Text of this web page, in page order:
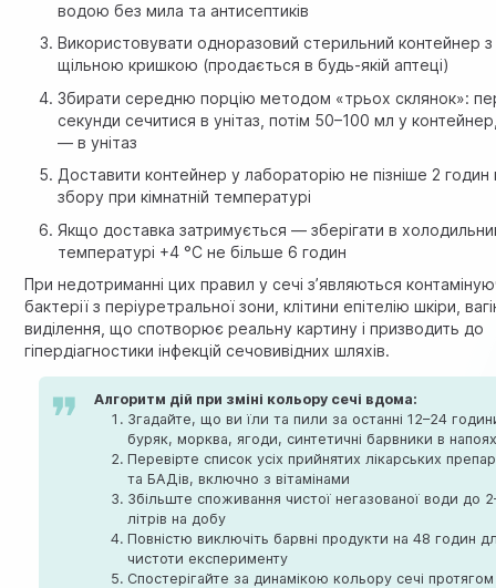
водою без мила та антисептиків
Використовувати одноразовий стерильний контейнер з
щільною кришкою (продається в будь-якій аптеці)
Збирати середню порцію методом «трьох склянок»:
секунди сечитися в унітаз, потім 50–100 мл у
— в унітаз
Доставити контейнер у лабораторію не пізніше 2 годин
збору при кімнатній температурі
Якщо доставка затримується — зберігати в
температурі +4 °C не більше 6 годин
При недотриманні цих правил у сечі з’являються
бактерії з періуретральної зони, клітини епітелію шкіри,
виділення, що спотворює реальну картину і призводить до
гіпердіагностики інфекцій сечовивідних шляхів.
Алгоритм дій при зміні кольору сечі вдома:
Згадайте, що ви їли та пили за останні 12–24
буряк, морква, ягоди, синтетичні барвники в
Перевірте список усіх прийнятих лікарських
та БАДів, включно з вітамінами
Збільште споживання чистої негазованої води до
літрів на добу
Повністю виключіть барвні продукти на 48 годин
чистоти експерименту
Спостерігайте за динамікою кольору сечі